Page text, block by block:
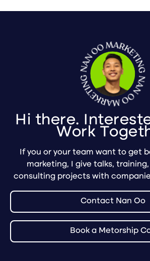
Hi there.
Work
If you or your team want to get
marketing, I give talks,
consulting projects with
Contact Nan Oo
Book a Metorship